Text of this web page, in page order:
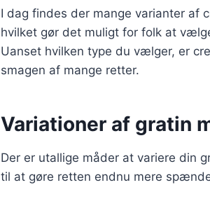
I dag findes der mange varianter af
hvilket gør det muligt for folk at
Uanset hvilken type du vælger, er
smagen af mange retter.
Variationer af gratin
Der er utallige måder at variere din
til at gøre retten endnu mere